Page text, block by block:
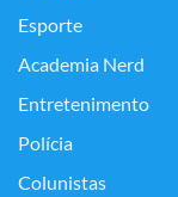
Esporte
Academia Nerd
Entretenimento
Polícia
Colunistas